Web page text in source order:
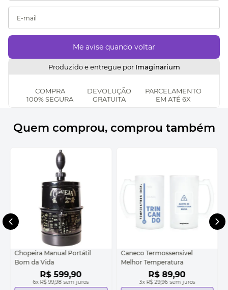
Produzido e entregue por Imaginarium
COMPRA
100% SEGURA
DEVOLUÇÃO
GRATUITA
PARCELAMENTO
EM ATÉ 6X
Quem comprou, comprou também
Chopeira Manual Portátil
Bom da Vida
R$ 599,90
6x R$ 99,98 sem juros
Caneco Termossensivel
Melhor Temperatura
R$ 89,90
3x R$ 29,96 sem juros